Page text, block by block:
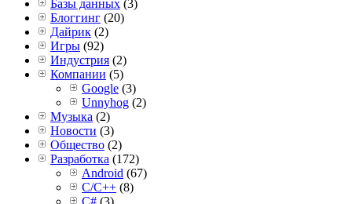
Базы данных (3)
Блоггинг (20)
Дайрик (2)
Игры (92)
Индустрия (2)
Компании (5)
Google (3)
Unnyhog (2)
Музыка (2)
Новости (3)
Общество (2)
Разработка (172)
Android (67)
C/C++ (8)